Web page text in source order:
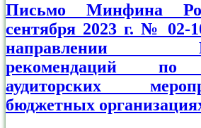
Письмо Минфина
сентября 2023 г. № 02-
направлении
рекомендаций по
аудиторских
бюджетных